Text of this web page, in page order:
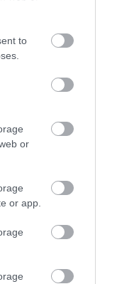
to
or
or app.
HA 70 FELETT IS